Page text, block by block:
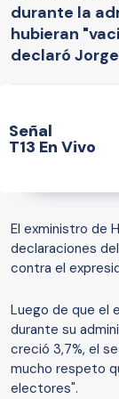
durante la
hubieran
declaró
Señal
T13 En Vivo
El exministro de
declaraciones
contra el
Luego de que el
durante su
creció 3,7%, el
mucho respeto
electores".